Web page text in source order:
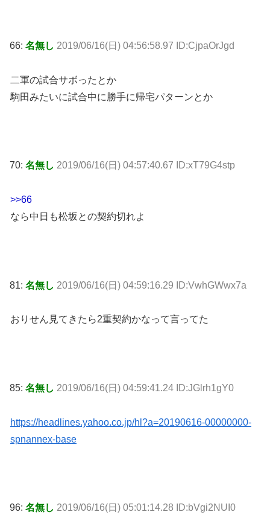
66: 名無し 2019/06/16(日) 04:56:58.97 ID:CjpaOrJgd
二軍の試合サボったとか
駒田みたいに試合中に勝手に帰宅パターンとか
70: 名無し 2019/06/16(日) 04:57:40.67 ID:xT79G4stp
>>66
なら中日も松坂との契約切れよ
81: 名無し 2019/06/16(日) 04:59:16.29 ID:VwhGWwx7a
おりせん見てきたら2重契約かなって言ってた
85: 名無し 2019/06/16(日) 04:59:41.24 ID:JGlrh1gY0
https://headlines.yahoo.co.jp/hl?a=20190616-00000000-
spnannex-base
96: 名無し 2019/06/16(日) 05:01:14.28 ID:bVgi2NUI0